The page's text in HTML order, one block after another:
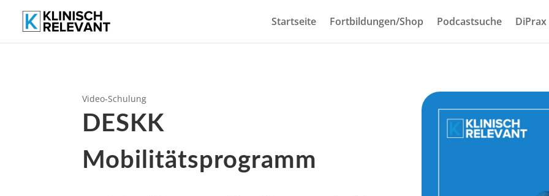
Startseite Fortbildungen/Shop Podcastsuche DiPrax
Video-Schulung
DESKK
Mobilitätsprogramm